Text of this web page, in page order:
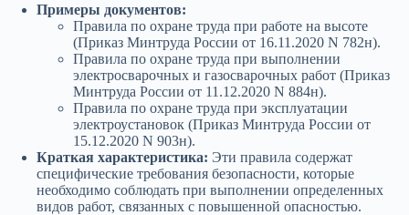
Примеры документов:
Правила по охране труда при работе на высоте
(Приказ Минтруда России от 16.11.2020 N 782н).
Правила по охране труда при выполнении
электросварочных и газосварочных работ (Приказ
Минтруда России от 11.12.2020 N 884н).
Правила по охране труда при эксплуатации
электроустановок (Приказ Минтруда России от
15.12.2020 N 903н).
Краткая характеристика: Эти правила содержат
специфические требования безопасности, которые
необходимо соблюдать при выполнении определенных
видов работ, связанных с повышенной опасностью.